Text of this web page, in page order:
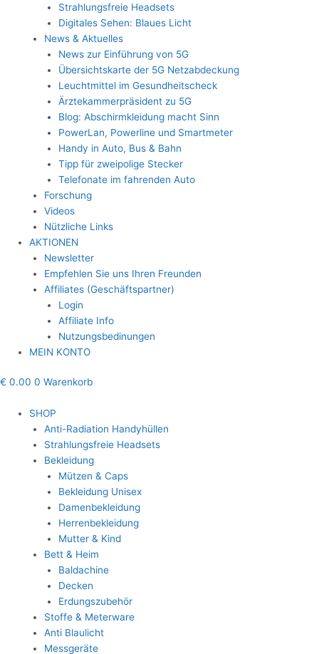
Strahlungsfreie Headsets
Digitales Sehen: Blaues Licht
News & Aktuelles
News zur Einführung von 5G
Übersichtskarte der 5G Netzabdeckung
Leuchtmittel im Gesundheitscheck
Ärztekammerpräsident zu 5G
Blog: Abschirmkleidung macht Sinn
PowerLan, Powerline und Smartmeter
Handy in Auto, Bus & Bahn
Tipp für zweipolige Stecker
Telefonate im fahrenden Auto
Forschung
Videos
Nützliche Links
AKTIONEN
Newsletter
Empfehlen Sie uns Ihren Freunden
Affiliates (Geschäftspartner)
Login
Affiliate Info
Nutzungsbedinungen
MEIN KONTO
€ 0.00 0 Warenkorb
SHOP
Anti-Radiation Handyhüllen
Strahlungsfreie Headsets
Bekleidung
Mützen & Caps
Bekleidung Unisex
Damenbekleidung
Herrenbekleidung
Mutter & Kind
Bett & Heim
Baldachine
Decken
Erdungszubehör
Stoffe & Meterware
Anti Blaulicht
Messgeräte